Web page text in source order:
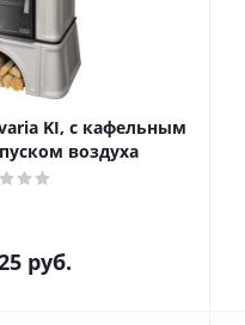
KI, с кафельным
воздуха
руб.